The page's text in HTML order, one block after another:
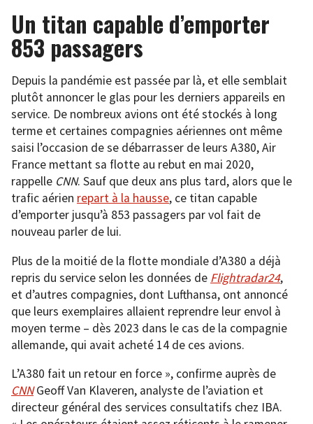
Un titan capable d’emporter
853 passagers
Depuis la pandémie est passée par là, et elle semblait
plutôt annoncer le glas pour les derniers appareils en
service. De nombreux avions ont été stockés à long
terme et certaines compagnies aériennes ont même
saisi l’occasion de se débarrasser de leurs A380, Air
France mettant sa flotte au rebut en mai 2020,
rappelle CNN. Sauf que deux ans plus tard, alors que le
trafic aérien repart à la hausse, ce titan capable
d’emporter jusqu’à 853 passagers par vol fait de
nouveau parler de lui.
Plus de la moitié de la flotte mondiale d’A380 a déjà
repris du service selon les données de Flightradar24,
et d’autres compagnies, dont Lufthansa, ont annoncé
que leurs exemplaires allaient reprendre leur envol à
moyen terme – dès 2023 dans le cas de la compagnie
allemande, qui avait acheté 14 de ces avions.
L’A380 fait un retour en force », confirme auprès de
CNN Geoff Van Klaveren, analyste de l’aviation et
directeur général des services consultatifs chez IBA.